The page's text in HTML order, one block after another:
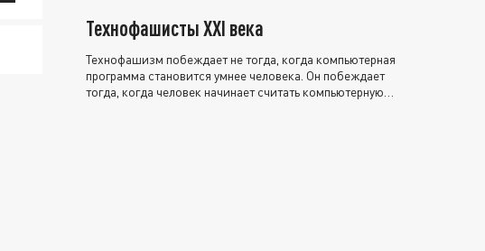
Технофашисты XXI века
Технофашизм побеждает не тогда, когда компьютерная
программа становится умнее человека. Он побеждает
тогда, когда человек начинает считать компьютерную